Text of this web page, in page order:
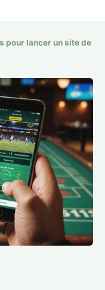
pour lancer un site de